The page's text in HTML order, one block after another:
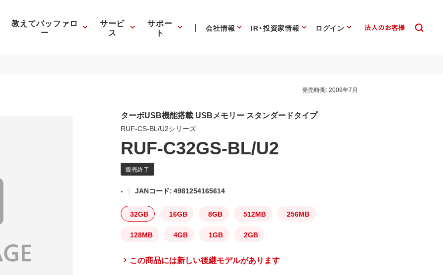
教えてバッファロ
ー
サービ
ス
サポー
ト 会社情報 IR・投資家情報 ログイン
発売時期:2009年7月
ターボUSB機能搭載 USBメモリー スタンダードタイプ
RUF-CS-BL/U2シリーズ
RUF-C32GS-BL/U2
- JANコード: 4981254165614
32GB 16GB 8GB 512MB 256MB
128MB 4GB 1GB 2GB
この商品には新しい後継モデルがあります